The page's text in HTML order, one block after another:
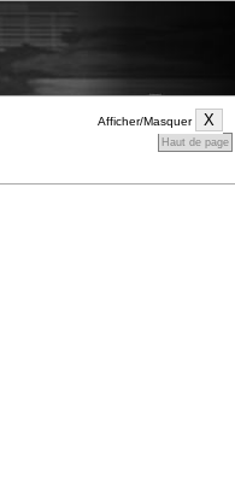
Afficher/Masquer
Haut de page